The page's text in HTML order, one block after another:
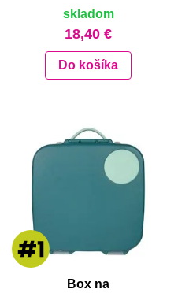
skladom
18,40 €
Do košíka
Box na